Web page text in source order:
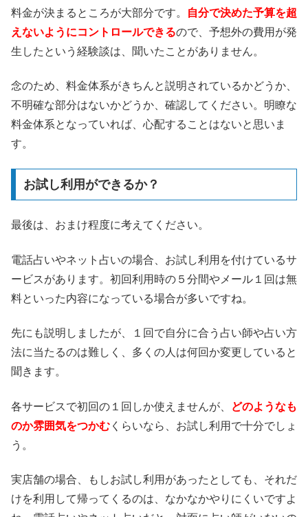
料金が決まるところが大部分です。
自分で決めた予算を超
えないようにコントロールできるので、予想外の費用が発
生したという経験談は、聞いたことがありません。
念のため、料金体系がきちんと説明されているかどうか、
不明確な部分はないかどうか、確認してください。明瞭な
料金体系となっていれば、心配することはないと思いま
す。
お試し利用ができるか？
最後は、おまけ程度に考えてください。
電話占いやネット占いの場合、お試し利用を付けているサ
ービスがあります。初回利用時の５分間やメール１回は無
料といった内容になっている場合が多いですね。
先にも説明しましたが、１回で自分に合う占い師や占い方
法に当たるのは難しく、多くの人は何回か変更していると
聞きます。
各サービスで初回の１回しか使えませんが、
どのようなも
のか雰囲気をつかむ くらいなら、お試し利用で十分でしょ
う。
実店舗の場合、もしお試し利用があったとしても、それだ
けを利用して帰ってくるのは、なかなかやりにくいですよ